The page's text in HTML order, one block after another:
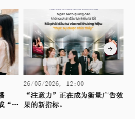
26/05/2026, 12:00
“注意力”正在成为衡量广告效
果的新指标。
电梯广